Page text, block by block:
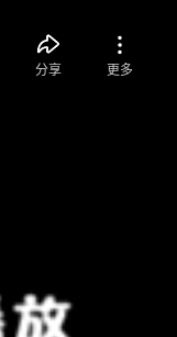
分享 更多